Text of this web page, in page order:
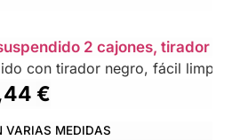
2 cajones, tirador
con tirador negro, fácil
€
VARIAS MEDIDAS